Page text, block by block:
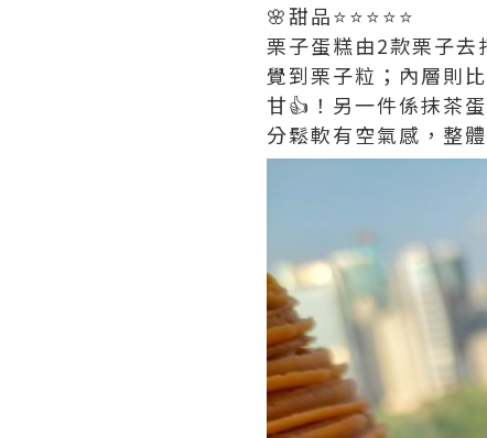
🌸甜品⭐️⭐️⭐️⭐️⭐️
栗子蛋糕由2款栗子去
覺到栗子粒；內層則
甘👍！另一件係抹茶
分鬆軟有空氣感，整